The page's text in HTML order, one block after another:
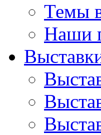
Темы
Наши